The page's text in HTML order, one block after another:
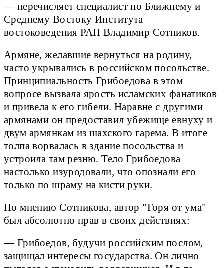
— перечисляет специалист по Ближнему и
Среднему Востоку Института
востоковедения РАН Владимир Сотников.
Армяне, желавшие вернуться на родину,
часто укрывались в российском посольстве.
Принципиальность Грибоедова в этом
вопросе вызвала ярость исламских фанатиков
и привела к его гибели. Наравне с другими
армянами он предоставил убежище евнуху и
двум армянкам из шахского гарема. В итоге
толпа ворвалась в здание посольства и
устроила там резню. Тело Грибоедова
настолько изуродовали, что опознали его
только по шраму на кисти руки.
По мнению Сотникова, автор "Горя от ума"
был абсолютно прав в своих действиях:
— Грибоедов, будучи российским послом,
защищал интересы государства. Он лично